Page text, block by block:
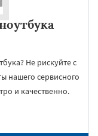
Не рискуйте с
нашего сервисного
и качественно.